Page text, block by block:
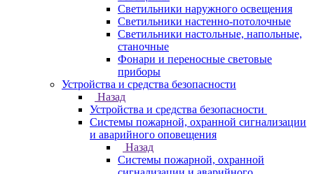
Светильники наружного освещения
Светильники настенно-потолочные
Светильники настольные, напольные,
станочные
Фонари и переносные световые
приборы
Устройства и средства безопасности
Назад
Устройства и средства безопасности
Системы пожарной, охранной сигнализации
и аварийного оповещения
Назад
Системы пожарной, охранной